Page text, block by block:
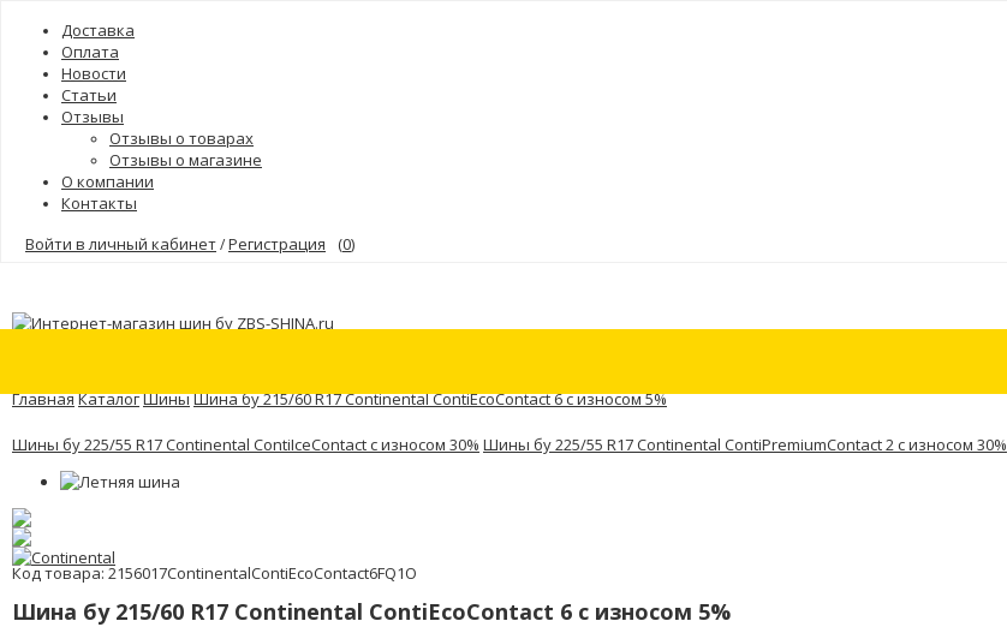
Доставка
Оплата
Новости
Статьи
Отзывы
Отзывы о товарах
Отзывы о магазине
О компании
Контакты
Войти в личный кабинет/Регистрация (0)
ГлавнаяКаталогШиныШина бу 215/60 R17 Continental ContiEcoContact 6 с износом 5%
Шины бу 225/55 R17 Continental ContiIceContact с износом 30% Шины бу 225/55 R17 Continental ContiPremiumContact 2 с износом 30%
Код товара: 2156017ContinentalContiEcoContact6FQ1O
Шина бу 215/60 R17 Continental ContiEcoContact 6 с износом 5%